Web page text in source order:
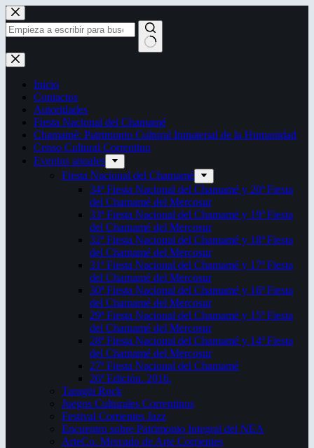
Saltar
al
contenido
Sin
resultados
Inicio
Contactos
Autoridades
Fiesta Nacional del Chamamé
Chamamé: Patrimonio Cultural Inmaterial de la Humanidad
Censo Cultural Correntino
Eventos anuales
Fiesta Nacional del Chamamé
34ª Fiesta Nacional del Chamamé y 20ª Fiesta
del Chamamé del Mercosur
33ª Fiesta Nacional del Chamamé y 19ª Fiesta
del Chamamé del Mercosur
32ª Fiesta Nacional del Chamamé y 18ª Fiesta
del Chamamé del Mercosur
31ª Fiesta Nacional del Chamamé y 17ª Fiesta
del Chamamé del Mercosur
30ª Fiesta Nacional del Chamamé y 16ª Fiesta
del Chamamé del Mercosur
29ª Fiesta Nacional del Chamamé y 15ª Fiesta
del Chamamé del Mercosur
28ª Fiesta Nacional del Chamamé y 14ª Fiesta
del Chamamé del Mercosur
27ª Fiesta Nacional del Chamamé
26ª Edición. 2016.
Taragüi Rock
Juegos Culturales Correntinos
Festival Corrientes Jazz
Encuentro sobre Patrimonio Integral del NEA
ArteCo. Mercado de Arte Corrientes